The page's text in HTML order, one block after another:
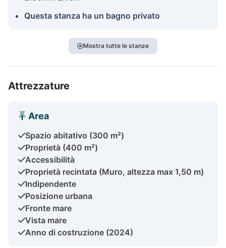
Questa stanza ha un bagno privato
Mostra tutte le stanze
Attrezzature
Area
Spazio abitativo (300 m²)
Proprietà (400 m²)
Accessibilità
Proprietà recintata (Muro, altezza max 1,50 m)
Indipendente
Posizione urbana
Fronte mare
Vista mare
Anno di costruzione (2024)